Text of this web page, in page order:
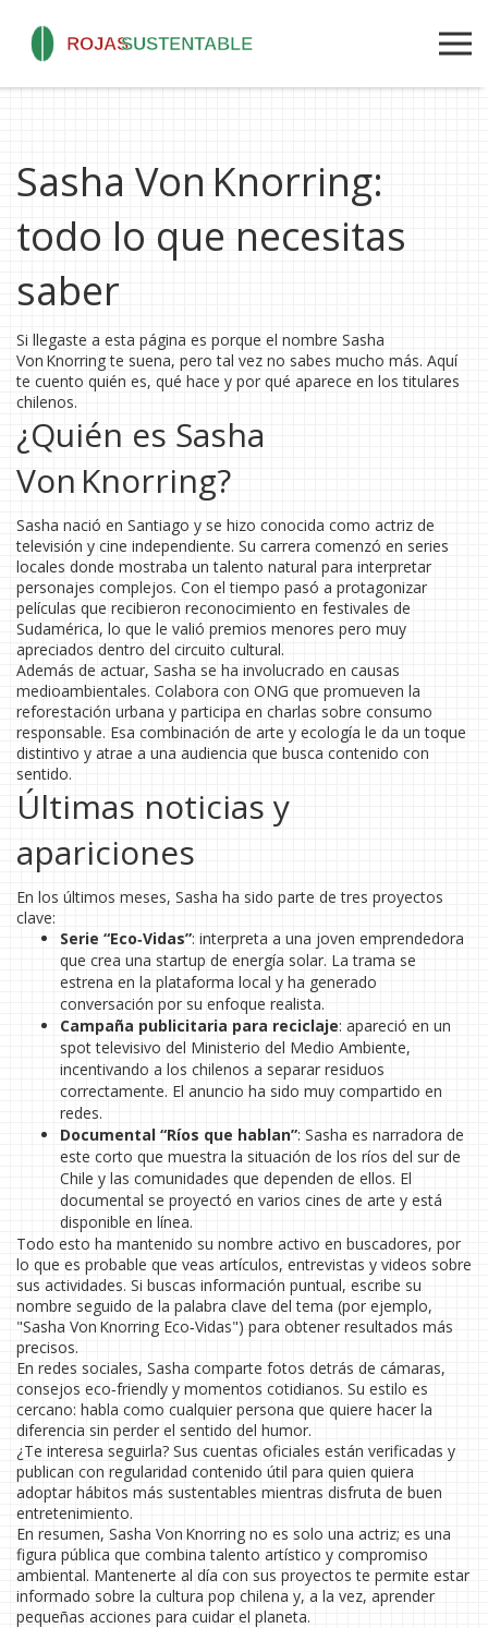
Sasha Von Knorring:
todo lo que necesitas
saber
Si llegaste a esta página es porque el nombre Sasha
Von Knorring te suena, pero tal vez no sabes mucho más. Aquí
te cuento quién es, qué hace y por qué aparece en los titulares
chilenos.
¿Quién es Sasha
Von Knorring?
Sasha nació en Santiago y se hizo conocida como actriz de
televisión y cine independiente. Su carrera comenzó en series
locales donde mostraba un talento natural para interpretar
personajes complejos. Con el tiempo pasó a protagonizar
películas que recibieron reconocimiento en festivales de
Sudamérica, lo que le valió premios menores pero muy
apreciados dentro del circuito cultural.
Además de actuar, Sasha se ha involucrado en causas
medioambientales. Colabora con ONG que promueven la
reforestación urbana y participa en charlas sobre consumo
responsable. Esa combinación de arte y ecología le da un toque
distintivo y atrae a una audiencia que busca contenido con
sentido.
Últimas noticias y
apariciones
En los últimos meses, Sasha ha sido parte de tres proyectos
clave:
Serie “Eco‑Vidas”: interpreta a una joven emprendedora
que crea una startup de energía solar. La trama se
estrena en la plataforma local y ha generado
conversación por su enfoque realista.
Campaña publicitaria para reciclaje: apareció en un
spot televisivo del Ministerio del Medio Ambiente,
incentivando a los chilenos a separar residuos
correctamente. El anuncio ha sido muy compartido en
redes.
Documental “Ríos que hablan”: Sasha es narradora de
este corto que muestra la situación de los ríos del sur de
Chile y las comunidades que dependen de ellos. El
documental se proyectó en varios cines de arte y está
disponible en línea.
Todo esto ha mantenido su nombre activo en buscadores, por
lo que es probable que veas artículos, entrevistas y videos sobre
sus actividades. Si buscas información puntual, escribe su
nombre seguido de la palabra clave del tema (por ejemplo,
"Sasha Von Knorring Eco‑Vidas") para obtener resultados más
precisos.
En redes sociales, Sasha comparte fotos detrás de cámaras,
consejos eco‑friendly y momentos cotidianos. Su estilo es
cercano: habla como cualquier persona que quiere hacer la
diferencia sin perder el sentido del humor.
¿Te interesa seguirla? Sus cuentas oficiales están verificadas y
publican con regularidad contenido útil para quien quiera
adoptar hábitos más sustentables mientras disfruta de buen
entretenimiento.
En resumen, Sasha Von Knorring no es solo una actriz; es una
figura pública que combina talento artístico y compromiso
ambiental. Mantenerte al día con sus proyectos te permite estar
informado sobre la cultura pop chilena y, a la vez, aprender
pequeñas acciones para cuidar el planeta.